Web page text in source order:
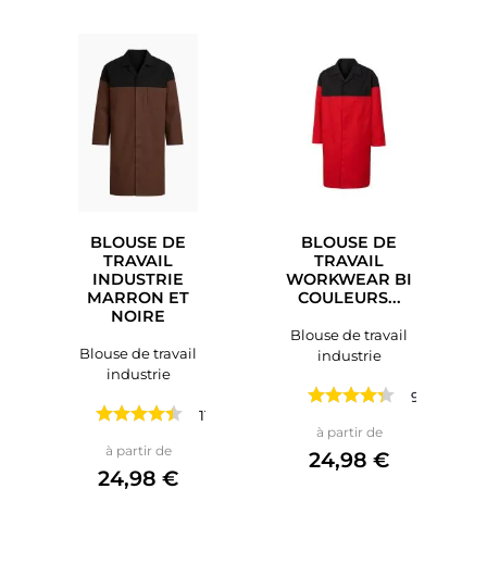
BLOUSE DE
TRAVAIL
INDUSTRIE
MARRON ET
NOIRE
Blouse de travail
industrie
11 avis
à partir dePrix
24,98 €
BLOUSE DE
TRAVAIL
WORKWEAR BI
COULEURS...
Blouse de travail
industrie
9 avis
à partir dePrix
24,98 €